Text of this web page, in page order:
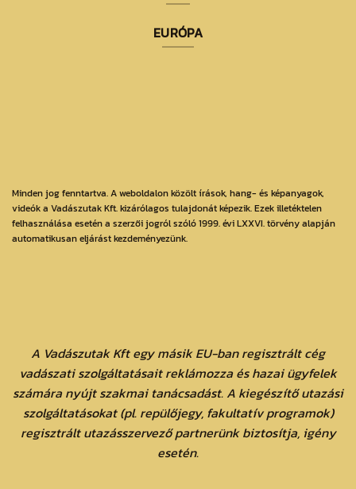
EURÓPA
Minden jog fenntartva. A weboldalon közölt írások, hang- és képanyagok,
videók a Vadászutak Kft. kizárólagos tulajdonát képezik. Ezek illetéktelen
felhasználása esetén a szerzői jogról szóló 1999. évi LXXVI. törvény alapján
automatikusan eljárást kezdeményezünk.
A Vadászutak Kft egy másik EU-ban regisztrált cég
vadászati szolgáltatásait reklámozza és hazai ügyfelek
számára nyújt szakmai tanácsadást. A kiegészítő utazási
szolgáltatásokat (pl. repülőjegy, fakultatív programok)
regisztrált utazásszervező partnerünk biztosítja, igény
esetén.